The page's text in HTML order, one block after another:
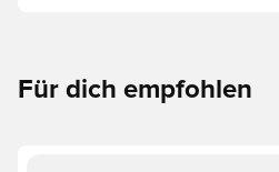
Für dich empfohlen